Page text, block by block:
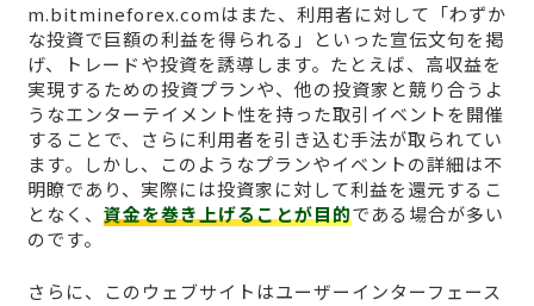
m.bitmineforex.comはまた、利用者に対して「わずか
な投資で巨額の利益を得られる」といった宣伝文句を掲
げ、トレードや投資を誘導します。たとえば、高収益を
実現するための投資プランや、他の投資家と競り合うよ
うなエンターテイメント性を持った取引イベントを開催
することで、さらに利用者を引き込む手法が取られてい
ます。しかし、このようなプランやイベントの詳細は不
明瞭であり、実際には投資家に対して利益を還元するこ
となく、 資金を巻き上げることが目的である場合が多い
のです。
さらに、このウェブサイトはユーザーインターフェース